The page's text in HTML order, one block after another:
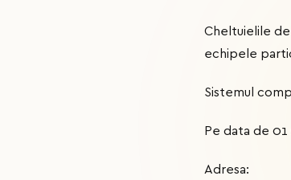
Cheltuielile
echipele
Sistemul
Pe data de
Adresa: